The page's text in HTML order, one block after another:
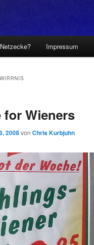
Impressum
WIRRNIS
Wieners
2008von Chris Kurbjuhn